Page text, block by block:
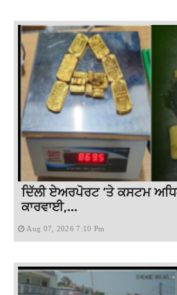
ਦਿੱਲੀ ਏਅਰਪੋਰਟ ‘ਤੇ ਕਸਟਮ
ਕਾਰਵਾਈ,...
Aug 07, 2026 7:10 Pm